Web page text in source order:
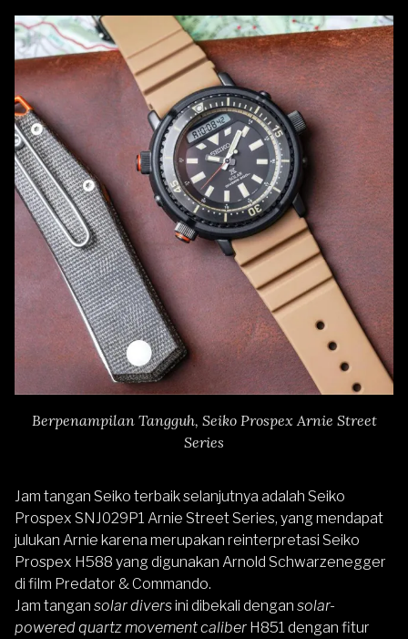
Berpenampilan Tangguh, Seiko Prospex Arnie Street
Series
Jam tangan Seiko terbaik selanjutnya adalah Seiko
Prospex SNJ029P1 Arnie Street Series, yang mendapat
julukan Arnie karena merupakan reinterpretasi Seiko
Prospex H588 yang digunakan Arnold Schwarzenegger
di film Predator & Commando.
Jam tangan solar diversini dibekali dengan solar-
powered quartz movement caliber H851 dengan fitur